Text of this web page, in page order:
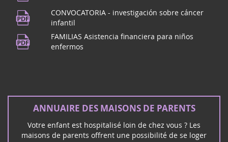
CONVOCATORIA - investigación sobre cáncer
infantil
FAMILIAS Asistencia financiera para niños
enfermos
ANNUAIRE DES MAISONS DE PARENTS
Votre enfant est hospitalisé loin de chez vous ? Les
maisons de parents offrent une possibilité de se loger